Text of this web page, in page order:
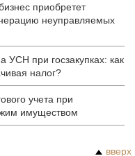
приобретет
неуправляемых
УСН при госзакупках: как
налог?
учета при
имуществом
вверх